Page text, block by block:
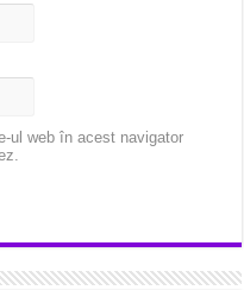
ul web în acest navigator